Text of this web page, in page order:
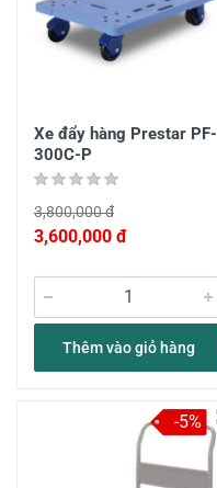
Xe đẩy hàng Prestar PF-
300C-P
3,800,000 đ
3,600,000 đ
Thêm vào giỏ hàng
-5%